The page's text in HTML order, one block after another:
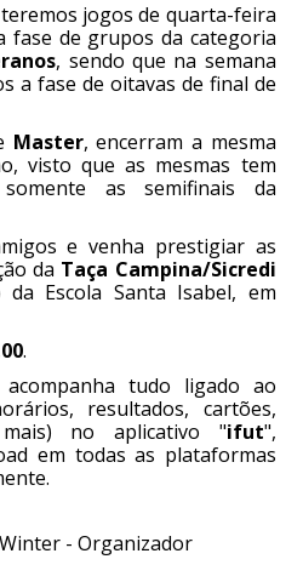
teremos jogos de quarta-feira
fase de grupos da categoria
, sendo que na semana
a fase de oitavas de final de
Master, encerram a mesma
visto que as mesmas tem
as semifinais da
e venha prestigiar as
da Taça Campina/Sicredi
Escola Santa Isabel, em
.
tudo ligado ao
resultados, cartões,
no aplicativo "ifut",
em todas as plataformas
- Organizador